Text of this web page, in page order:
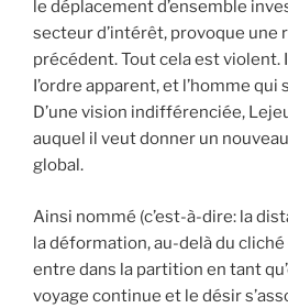
le déplacement d’ensemble
secteur d’intérêt, provoque une
précédent. Tout cela est violent.
I’ordre apparent, et l’homme
D’une vision indifférenciée,
auquel il veut donner un
global.
Ainsi nommé (c’est-à-dire: la
la déformation, au-delà du
entre dans la partition en tant
voyage continue et le désir